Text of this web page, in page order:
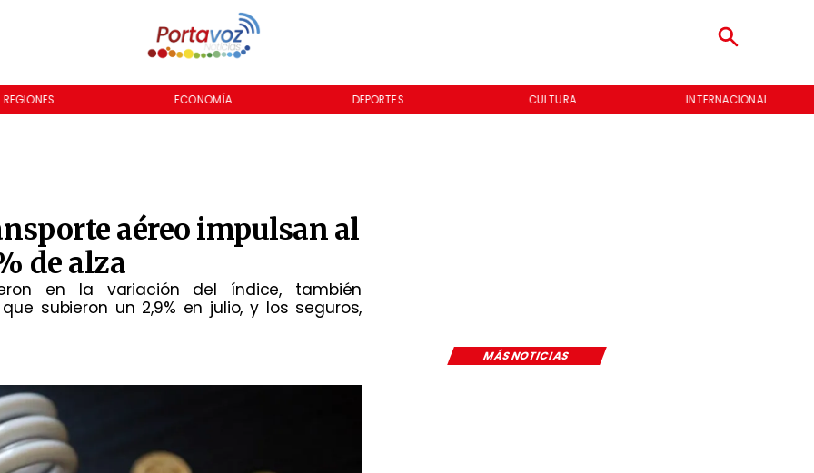
REGIONES ECONOMÍA DEPORTES CULTURA INTERNACIONAL
aéreo impulsan al
de alza
en la variación del índice, también
subieron un 2,9% en julio, y los seguros,
MÁS NOTICIAS